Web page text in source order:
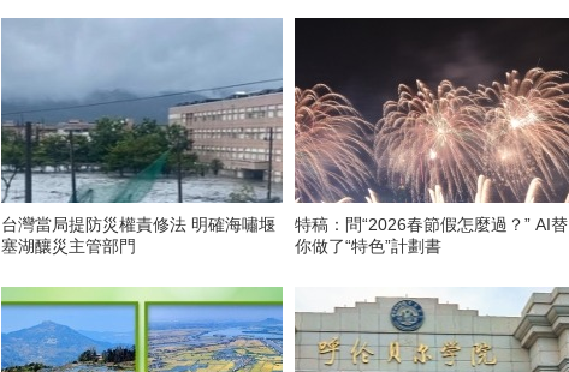
台灣當局提防災權責修法 明確海嘯堰
塞湖釀災主管部門
特稿：問“2026春節假怎麼過？” AI替
你做了“特色”計劃書